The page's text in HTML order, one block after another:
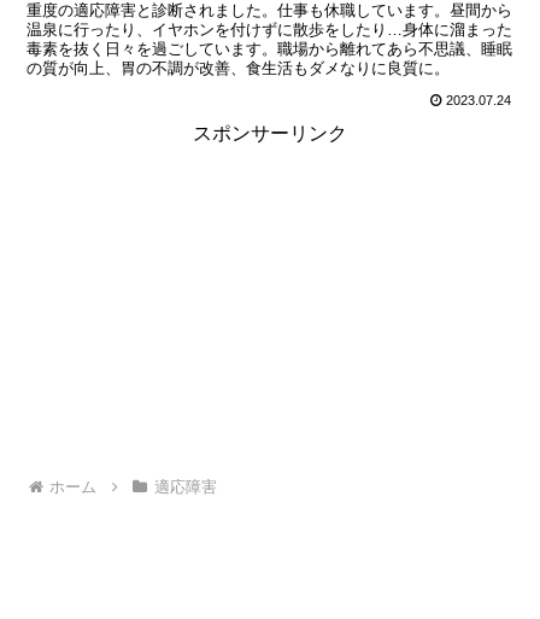
重度の適応障害と診断されました。仕事も休職しています。昼間から
温泉に行ったり、イヤホンを付けずに散歩をしたり…身体に溜まった
毒素を抜く日々を過ごしています。職場から離れてあら不思議、睡眠
の質が向上、胃の不調が改善、食生活もダメなりに良質に。
2023.07.24
スポンサーリンク
ホーム 適応障害